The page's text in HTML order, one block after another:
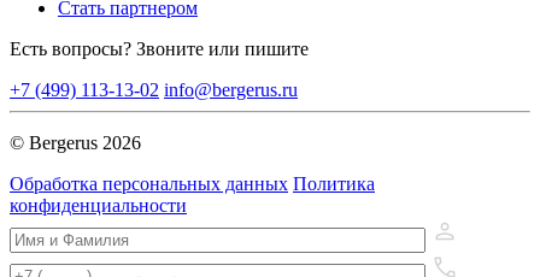
Стать партнером
Есть вопросы? Звоните или пишите
+7 (499) 113-13-02 info@bergerus.ru
© Bergerus 2026
Обработка персональных данных Политика
конфиденциальности